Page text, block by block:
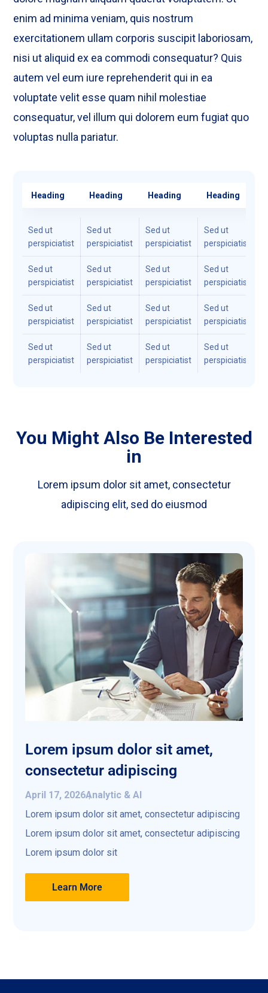
enim ad minima veniam, quis nostrum
exercitationem ullam corporis suscipit laboriosam,
nisi ut aliquid ex ea commodi consequatur? Quis
autem vel eum iure reprehenderit qui in ea
voluptate velit esse quam nihil molestiae
consequatur, vel illum qui dolorem eum fugiat quo
voluptas nulla pariatur.
Heading Heading Heading Heading
Sed ut
perspiciatist
Sed ut
perspiciatist
Sed ut
perspiciatist
Sed ut
perspiciatist
Sed ut
perspiciatist
Sed ut
perspiciatist
Sed ut
perspiciatist
Sed ut
perspiciatist
Sed ut
perspiciatist
Sed ut
perspiciatist
Sed ut
perspiciatist
Sed ut
perspiciatist
Sed ut
perspiciatist
Sed ut
perspiciatist
Sed ut
perspiciatist
Sed ut
perspiciatist
You Might Also Be Interested
in
Lorem ipsum dolor sit amet, consectetur
adipiscing elit, sed do eiusmod
Lorem ipsum dolor sit amet,
consectetur adipiscing
April 17, 2026Analytic & AI
Lorem ipsum dolor sit amet, consectetur adipiscing
Lorem ipsum dolor sit amet, consectetur adipiscing
Lorem ipsum dolor sit
Learn More